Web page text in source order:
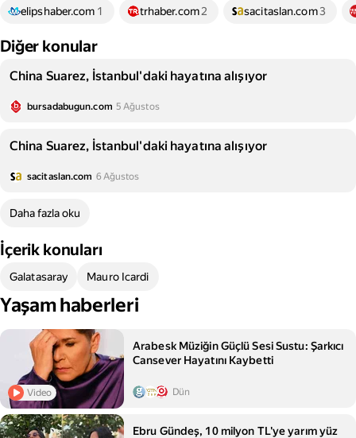
elipshaber.com 1 trhaber.com2 sacitaslan.com3
Diğer konular
China Suarez, İstanbul'daki hayatına alışıyor
bursadabugun.com 5 Ağustos
China Suarez, İstanbul'daki hayatına alışıyor
sacitaslan.com 6 Ağustos
Daha fazla oku
İçerik konuları
Galatasaray Mauro Icardi
Yaşam haberleri
Video
Arabesk Müziğin Güçlü Sesi Sustu: Şarkıcı
Cansever Hayatını Kaybetti
Dün
Ebru Gündeş, 10 milyon TL'ye yarım yüz